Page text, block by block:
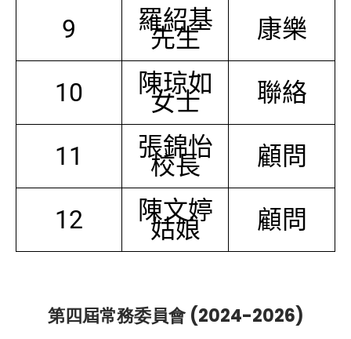
9 羅紹基
先生 康樂
10 陳琼如
女士 聯絡
11 張錦怡
校長 顧問
12 陳文婷
姑娘 顧問
第四屆常務委員會 (2024-2026)